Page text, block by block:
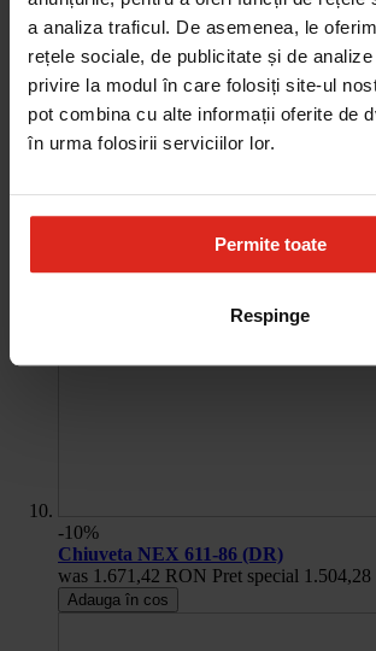
a analiza traficul. De asemenea, le
rețele sociale, de publicitate și de
privire la modul în care folosiți site-ul
pot combina cu alte informații oferite de
în urma folosirii serviciilor lor.
Permite toate
Respinge
-10%
Chiuveta Maris MRG 610-60
was 2.576,33 RON Pret special
Adauga în cos
-10%
Chiuveta NEX 611-86 (DR)
was 1.671,42 RON Pret special
Adauga în cos